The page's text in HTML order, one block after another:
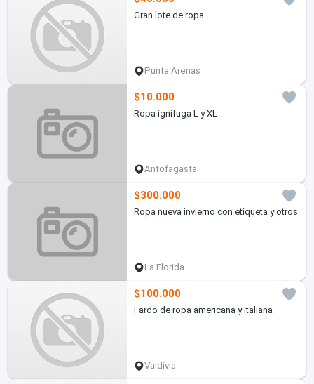
Gran lote de ropa
Punta Arenas
$10.000
Ropa ignifuga L y XL
Antofagasta
$300.000
Ropa nueva invierno con etiqueta y otros
La Florida
$100.000
Fardo de ropa americana y italiana
Valdivia